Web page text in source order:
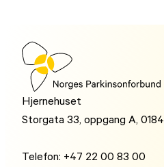
Hjernehuset
Storgata 33, oppgang A,
Telefon: +47 22 00 83 00